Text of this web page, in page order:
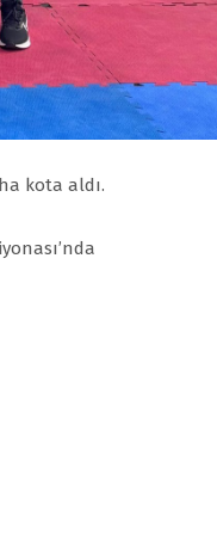
kota aldı.